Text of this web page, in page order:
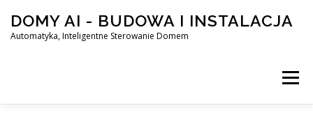
content
DOMY AI - BUDOWA I INSTALACJA
Automatyka, Inteligentne Sterowanie Domem
Menu